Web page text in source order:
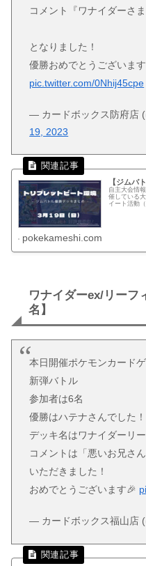
コメント『ワナイダーさま
となりました！
優勝おめでとうございます
pic.twitter.com/0Nhij45cpe
— カードボックス防府店
19, 2023
【ジムバ
自主大会情
催している
イート活動
pokekameshi.com
ワナイダーex/リーフ
名】
本日開催ポケモンカード
新弾バトル
参加者は6名
優勝はハテナさんでした！
デッキ名はワナイダーリ
コメントは「悪いお兄さ
いただきました！
おめでとうございます🎉
— カードボックス福山店